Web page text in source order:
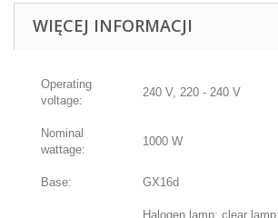
WIĘCEJ INFORMACJI
Operating
voltage:
240 V, 220 - 240 V
Nominal
wattage:
1000 W
Base: GX16d
Halogen lamp; clear